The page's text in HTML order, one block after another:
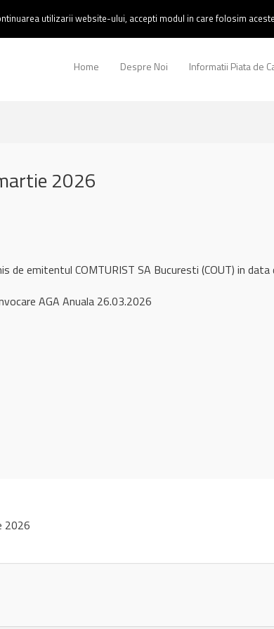
Home Despre Noi Informatii Piata de
2026
de emitentul COMTURIST SA Bucuresti (COUT) in
AGA Anuala 26.03.2026
2026
utilizarii website-ului, accepti modul in care folosim